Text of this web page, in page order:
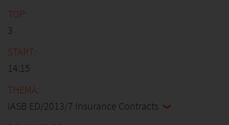
3
14:15
IASB ED/2013/7 Insurance Contracts